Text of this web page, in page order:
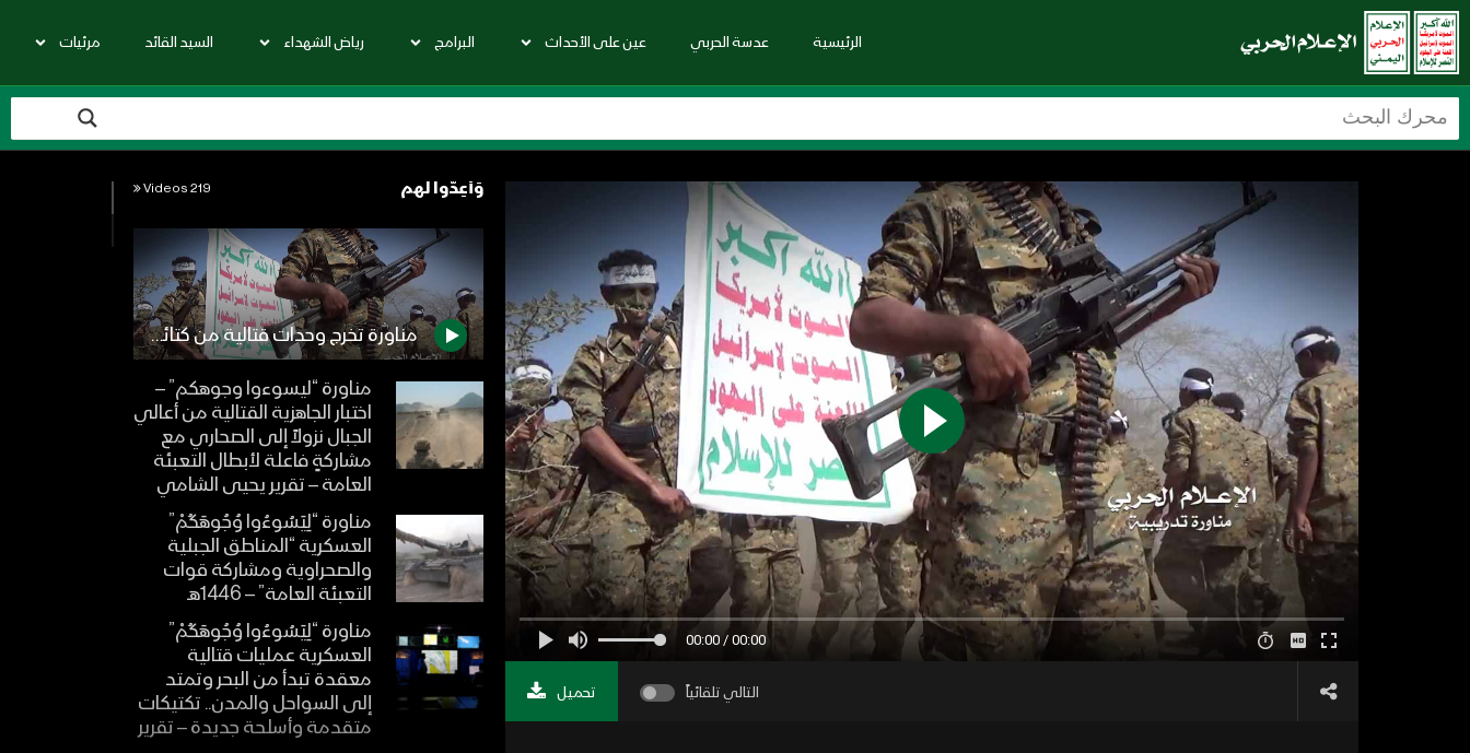
الرئيسية عدسة الحربي عين على الأحداث البرامج رياض الشهداء السيد القائد مرئيات
00:00 / 00:00
التالي تلقائياً تحميل
وَأَعِدُّوا لهم 219 Videos
مناورة تخرج وحدات قتالية من كتائب تهامة باسم “الوفاء لرئيس الشهداء – المنطقة العسكرية الخامسة
مناورة “ليسوءوا وجوهكم” –
اختبار الجاهزية القتالية من أعالي
الجبال نزولاً إلى الصحاري مع
مشاركةٍ فاعلة لأبطال التعبئة
العامة – تقرير يحيى الشامي
مناورة “لِيَسُوءُوا وُجُوهَكُمْ”
العسكرية “المناطق الجبلية
والصحراوية ومشاركة قوات
التعبئة العامة” – 1446هـ
مناورة “لِيَسُوءُوا وُجُوهَكُمْ”
العسكرية عمليات قتالية
معقدة تبدأ من البحر وتمتد
إلى السواحل والمدن.. تكتيكات
متقدمة وأسلحة جديدة – تقرير